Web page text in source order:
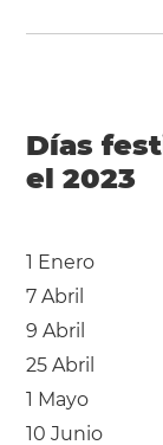
Días
el 2023
1 Enero
7 Abril
9 Abril
25 Abril
1 Mayo
10 Junio